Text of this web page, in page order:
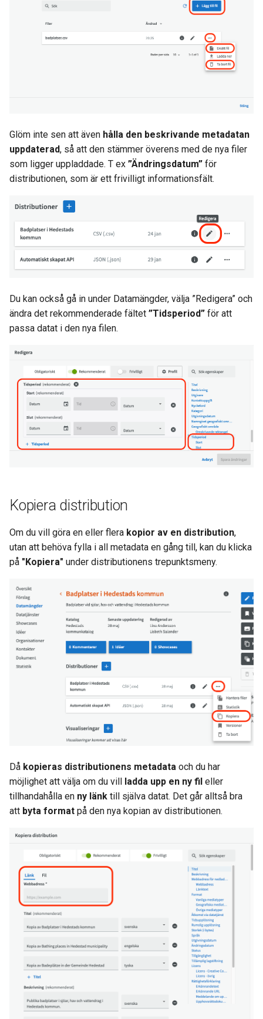
Glöm inte sen att även hålla den beskrivande metadatan
uppdaterad, så att den stämmer överens med de nya filer
som ligger uppladdade. T ex ”Ändringsdatum” för
distributionen, som är ett frivilligt informationsfält.
Du kan också gå in under Datamängder, välja ”Redigera” och
ändra det rekommenderade fältet ”Tidsperiod” för att
passa datat i den nya filen.
Kopiera distribution
Om du vill göra en eller flera kopior av en distribution,
utan att behöva fylla i all metadata en gång till, kan du klicka
på "Kopiera" under distributionens trepunktsmeny.
Då kopieras distributionens metadata och du har
möjlighet att välja om du vill ladda upp en ny fil eller
tillhandahålla en ny länk till själva datat. Det går alltså bra
att byta format på den nya kopian av distributionen.